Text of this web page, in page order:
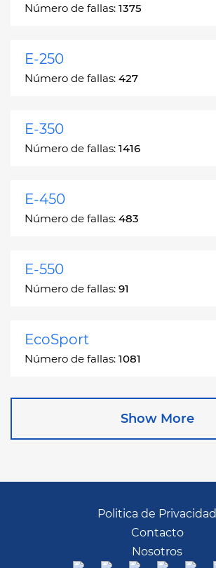
Número de fallas: 1375
E-250
Número de fallas: 427
E-350
Número de fallas: 1416
E-450
Número de fallas: 483
E-550
Número de fallas: 91
EcoSport
Número de fallas: 1081
Escape
Show More
Politica de Privacidad
Contacto
Nosotros